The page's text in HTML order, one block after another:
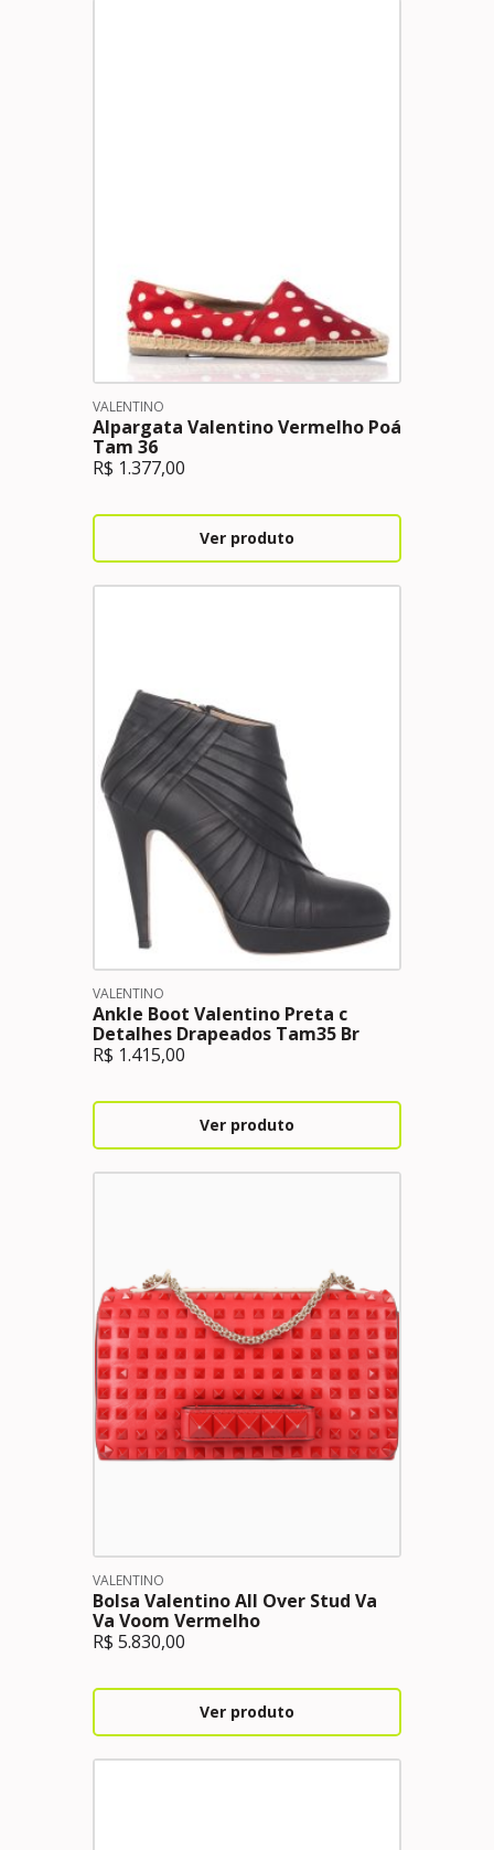
VALENTINO
Alpargata Valentino Vermelho Poá
Tam 36
R$ 1.377,00
Ver produto
VALENTINO
Ankle Boot Valentino Preta c
Detalhes Drapeados Tam35 Br
R$ 1.415,00
Ver produto
VALENTINO
Bolsa Valentino All Over Stud Va
Va Voom Vermelho
R$ 5.830,00
Ver produto